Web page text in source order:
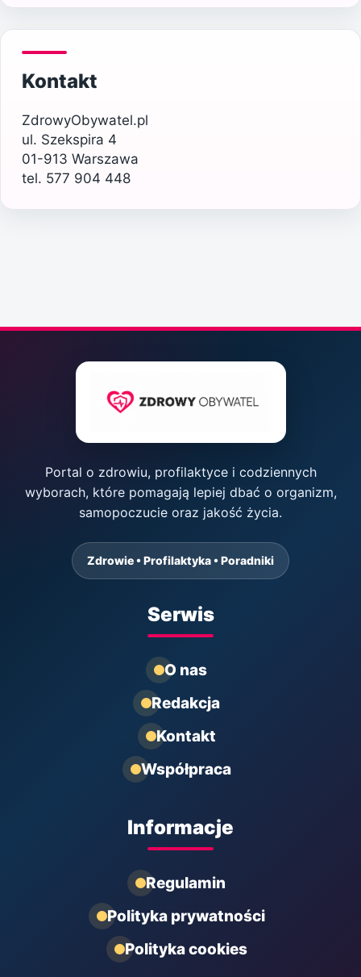
Kontakt
ZdrowyObywatel.pl
ul. Szekspira 4
01-913 Warszawa
tel. 577 904 448
Portal o zdrowiu, profilaktyce i codziennych
wyborach, które pomagają lepiej dbać o organizm,
samopoczucie oraz jakość życia.
Zdrowie • Profilaktyka • Poradniki
Serwis
O nas
Redakcja
Kontakt
Współpraca
Informacje
Regulamin
Polityka prywatności
Polityka cookies